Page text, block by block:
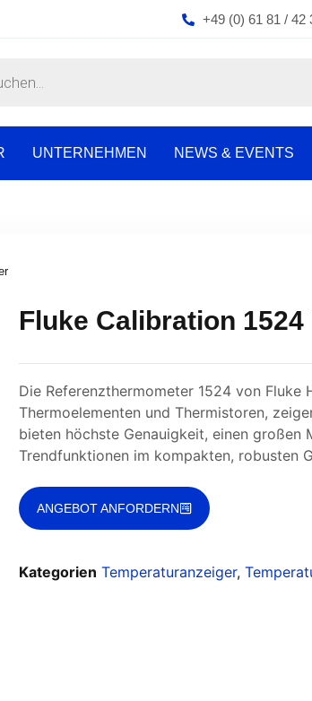
+49 (0) 61 81 / 42
UNTERNEHMEN NEWS & EVENTS
Fluke Calibration
Die Referenzthermometer 1524 von Fluke
Thermoelementen und Thermistoren,
bieten höchste Genauigkeit, einen großen
Trendfunktionen im kompakten, robusten
ANGEBOT ANFORDERN
Kategorien Temperaturanzeiger,